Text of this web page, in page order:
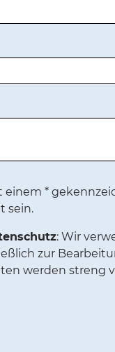
einem *
sein.
: Wir
zur
werden streng